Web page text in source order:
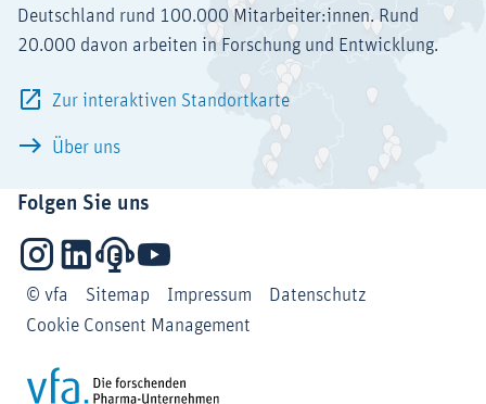
Deutschland rund 100.000 Mitarbeiter:innen. Rund
20.000 davon arbeiten in Forschung und Entwicklung.
Zur interaktiven Standortkarte
Über uns
Folgen Sie uns
InstagramLinkedInPodcastsYouTube
© vfa
Sitemap Impressum
Datenschutz
Cookie Consent Management